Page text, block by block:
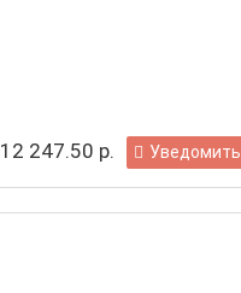
12 247.50 р. Уведомить